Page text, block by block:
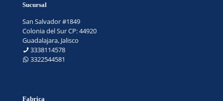
Sucursal
San Salvador #1849
Colonia del Sur CP: 44920
Guadalajara, Jalisco
3338114578
3322544581
Fabrica